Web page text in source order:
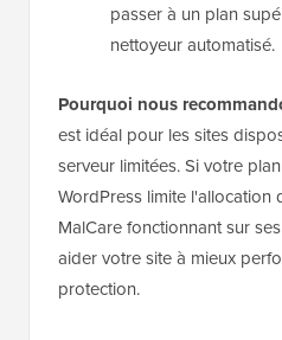
passer à un plan
nettoyeur automatisé.
Pourquoi nous
est idéal pour les sites
serveur limitées. Si votre
WordPress limite l'allocation
MalCare fonctionnant sur
aider votre site à mieux
protection.